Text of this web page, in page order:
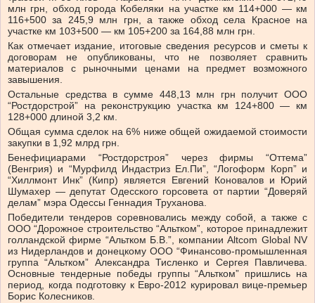
млн грн, обход города Кобеляки на участке км 114+000 — км
116+500 за 245,9 млн грн, а также обход села Красное на
участке км 103+500 — км 105+200 за 164,88 млн грн.
Как отмечает издание, итоговые сведения ресурсов и сметы к
договорам не опубликованы, что не позволяет сравнить
материалов с рыночными ценами на предмет возможного
завышения.
Остальные средства в сумме 448,13 млн грн получит ООО
“Ростдорстрой” на реконструкцию участка км 124+800 — км
128+000 длиной 3,2 км.
Общая сумма сделок на 6% ниже общей ожидаемой стоимости
закупки в 1,92 млрд грн.
Бенефициарами “Ростдорстроя” через фирмы “Оттема”
(Венгрия) и “Мурфилд Индастриз Ел.Пи”, “Логоформ Корп” и
“Хиллмонт Инк” (Кипр) является Евгений Коновалов и Юрий
Шумахер — депутат Одесского горсовета от партии “Доверяй
делам” мэра Одессы Геннадия Труханова.
Победители тендеров соревновались между собой, а также с
ООО “Дорожное строительство “Альтком”, которое принадлежит
голландской фирме “Альтком Б.В.”, компании Altcom Global NV
из Нидерландов и донецкому ООО “Финансово-промышленная
группа “Альтком” Александра Тисленко и Сергея Павличева.
Основные тендерные победы группы “Альтком” пришлись на
период, когда подготовку к Евро-2012 курировал вице-премьер
Борис Колесников.